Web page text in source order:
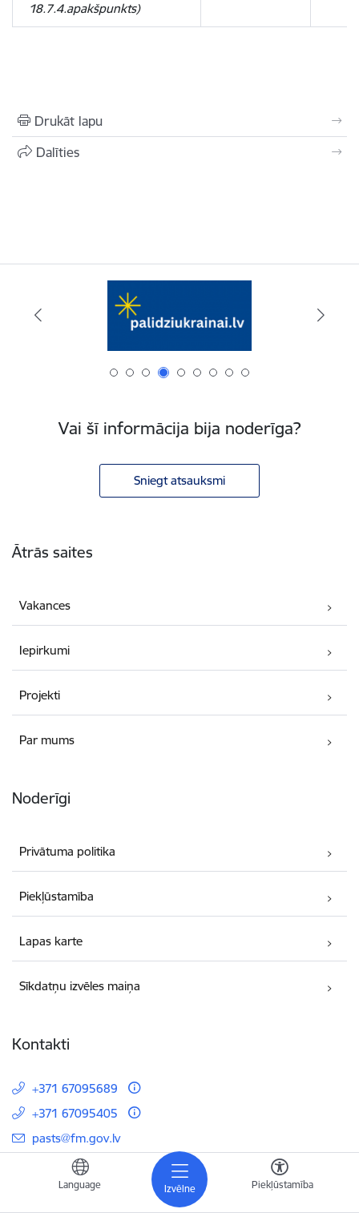
Izvēlne
Language Piekļūstamība
18.7.4.apakšpunkts)
Drukāt lapu
Dalīties
Vai šī informācija bija noderīga?
Sniegt atsauksmi
Ātrās saites
Vakances
Iepirkumi
Projekti
Par mums
Noderīgi
Privātuma politika
Piekļūstamība
Lapas karte
Sīkdatņu izvēles maiņa
Kontakti
+371 67095689
+371 67095405
E-pasts:
pasts@fm.gov.lv
Smilšu iela 1, Rīga, LV-1919, Latvija